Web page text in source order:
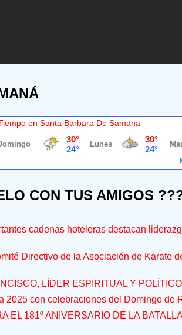
en Santa Barbara De Samana
CON TUS AMIGOS
cadenas hoteleras destacan
Directivo de la Asociación de Karate
LÍDER ESPIRITUAL Y
2025 con celebraciones del Domingo de
EL 181º ANIVERSARIO DE LA